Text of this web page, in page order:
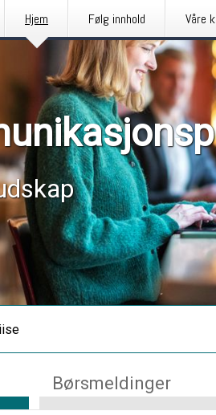
Hjem Følg innhold Våre
Børsmeldinger